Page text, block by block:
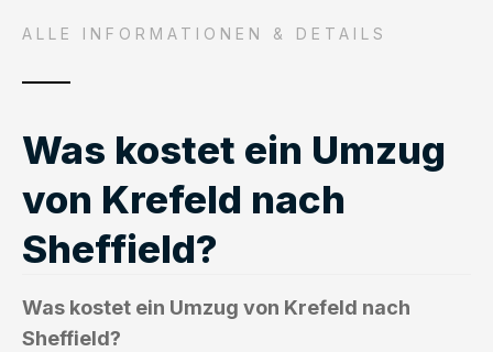
ALLE INFORMATIONEN & DETAILS
Was kostet ein Umzug
von Krefeld nach
Sheffield?
Was kostet ein Umzug von Krefeld nach
Sheffield?